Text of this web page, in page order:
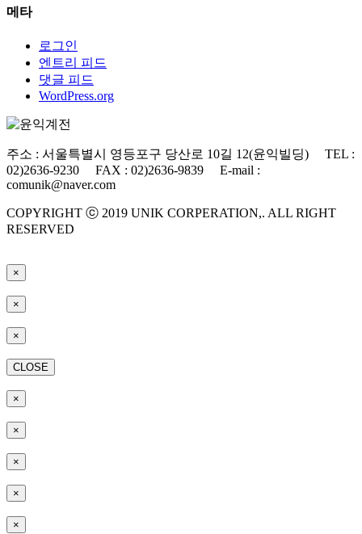
메타
로그인
엔트리 피드
댓글 피드
WordPress.org
주소 : 서울특별시 영등포구 당산로 10길 12(윤익빌딩) TEL :
02)2636-9230 FAX : 02)2636-9839 E-mail :
comunik@naver.com
COPYRIGHT ⓒ 2019 UNIK CORPERATION,. ALL RIGHT
RESERVED
×
×
×
CLOSE
×
×
×
×
×